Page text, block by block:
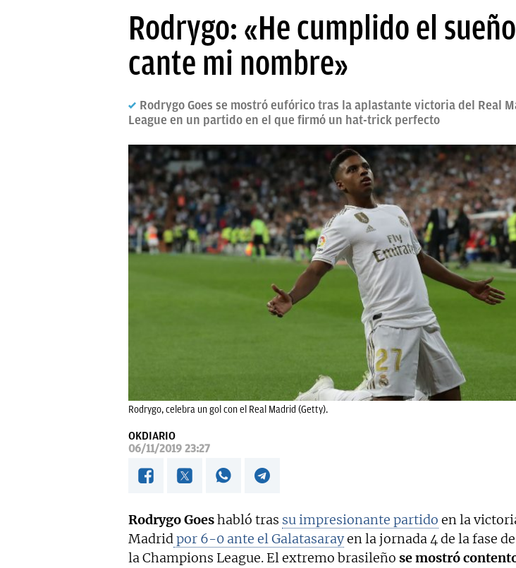
Rodrygo: «He cumplido el
cante mi nombre»
Rodrygo Goes se mostró eufórico tras la aplastante victoria del Real
League en un partido en el que firmó un hat-trick perfecto
Rodrygo, celebra un gol con el Real Madrid (Getty).
OKDIARIO
06/11/2019 23:27
Rodrygo Goeshabló tras su impresionante partido en la
Madridpor 6-0 ante el Galatasarayen la jornada 4 de la fase
la Champions League. El extremo brasileño se mostró